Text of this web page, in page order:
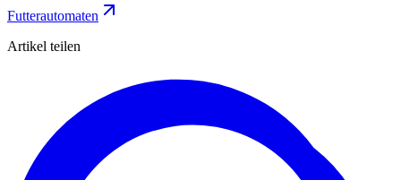
Futterautomaten
Artikel teilen